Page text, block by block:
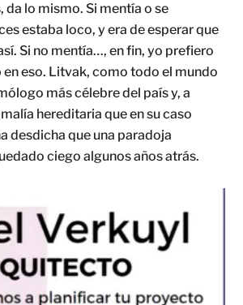
da lo mismo. Si mentía o se
estaba loco, y era de esperar que
Si no mentía…, en fin, yo prefiero
en eso. Litvak, como todo el mundo
más célebre del país y, a
hereditaria que en su caso
desdicha que una paradoja
ciego algunos años atrás.